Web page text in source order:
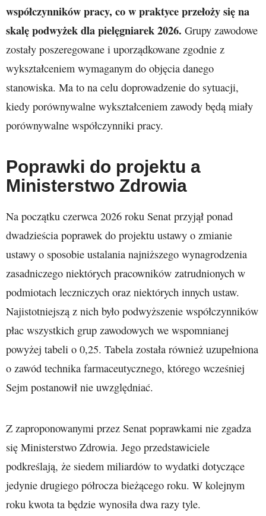
współczynników pracy, co w praktyce przełoży się na
skalę podwyżek dla pielęgniarek 2026. Grupy zawodowe
zostały poszeregowane i uporządkowane zgodnie z
wykształceniem wymaganym do objęcia danego
stanowiska. Ma to na celu doprowadzenie do sytuacji,
kiedy porównywalne wykształceniem zawody będą miały
porównywalne współczynniki pracy.
Poprawki do projektu a
Ministerstwo Zdrowia
Na początku czerwca 2026 roku Senat przyjął ponad
dwadzieścia poprawek do projektu ustawy o zmianie
ustawy o sposobie ustalania najniższego wynagrodzenia
zasadniczego niektórych pracowników zatrudnionych w
podmiotach leczniczych oraz niektórych innych ustaw.
Najistotniejszą z nich było podwyższenie współczynników
płac wszystkich grup zawodowych we wspomnianej
powyżej tabeli o 0,25. Tabela została również uzupełniona
o zawód technika farmaceutycznego, którego wcześniej
Sejm postanowił nie uwzględniać.
Z zaproponowanymi przez Senat poprawkami nie zgadza
się Ministerstwo Zdrowia. Jego przedstawiciele
podkreślają, że siedem miliardów to wydatki dotyczące
jedynie drugiego półrocza bieżącego roku. W kolejnym
roku kwota ta będzie wynosiła dwa razy tyle.